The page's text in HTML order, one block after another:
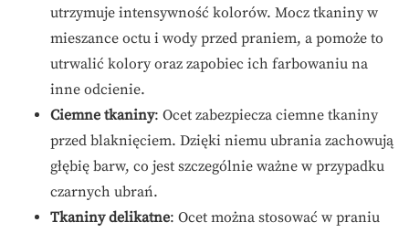
utrzymuje intensywność kolorów. Mocz tkaniny w
mieszance octu i wody przed praniem, a pomoże to
utrwalić kolory oraz zapobiec ich farbowaniu na
inne odcienie.
Ciemne tkaniny: Ocet zabezpiecza ciemne tkaniny
przed blaknięciem. Dzięki niemu ubrania zachowują
głębię barw, co jest szczególnie ważne w przypadku
czarnych ubrań.
Tkaniny delikatne: Ocet można stosować w praniu